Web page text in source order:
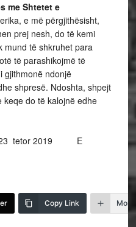
me Shtetet e
e më përgjithësisht,
prej nesh, do të kemi
mund të shkruhet para
të parashikojmë të
gjithmonë ndonjë
shpresë. Ndoshta, shpejt
do të kalojnë edhe
23 tetor 2019 E
Copy Link More